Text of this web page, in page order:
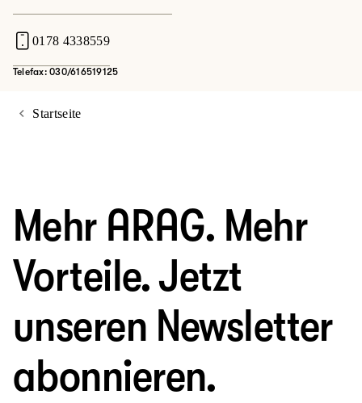
0178 4338559
Telefax: 030/616519125
Startseite
Mehr ARAG. Mehr
Vorteile. Jetzt
unseren Newsletter
abonnieren.